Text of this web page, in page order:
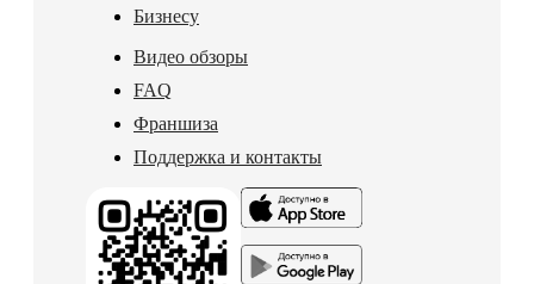
Бизнесу
Видео обзоры
FAQ
Франшиза
Поддержка и контакты